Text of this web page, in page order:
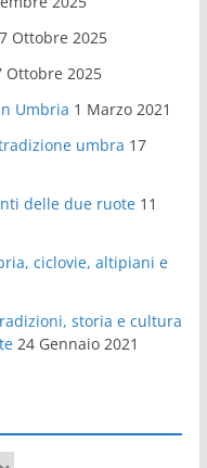
Ottobre 2025
Ottobre 2025
Umbria 1 Marzo 2021
umbra 17
delle due ruote 11
ciclovie, altipiani e
storia e cultura
24 Gennaio 2021